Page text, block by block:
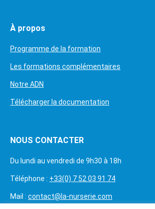
À propos
Programme de la formation
Les formations complémentaires
Notre ADN
Télécharger la documentation
NOUS CONTACTER
Du lundi au vendredi de 9h30 à 18h
Téléphone : +33(0) 7 52 03 91 74
Mail : contact@la-nurserie.com